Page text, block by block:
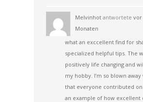
Melvinhotantwortete vor
Monaten
what an exccellent find for
specialized helpful tips. The
positively life changing and
my hobby. I’m so blown
that everyone contributed
an example of how excellent